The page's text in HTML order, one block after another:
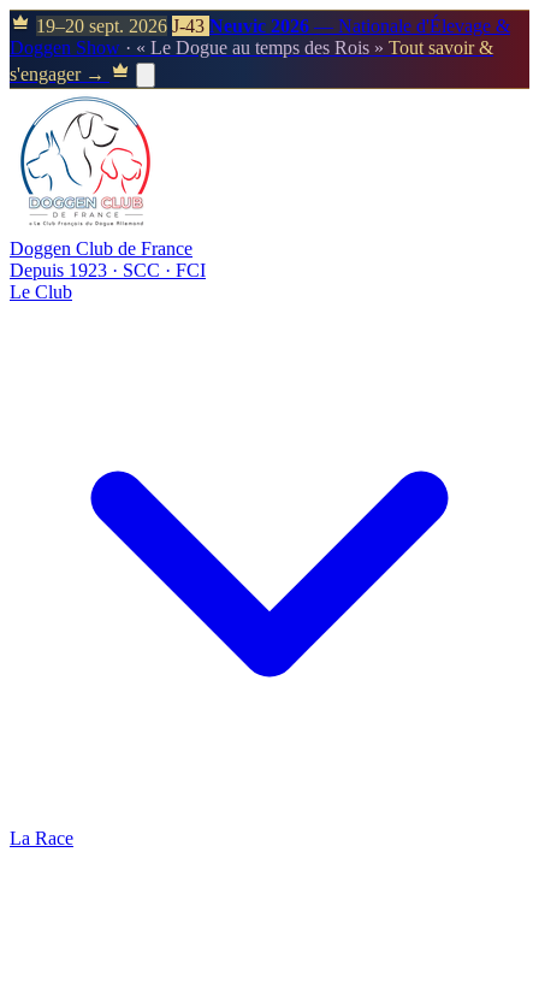
19–20 sept. 2026 J-43 Neuvic 2026 — Nationale d'Élevage &
Doggen Show · « Le Dogue au temps des Rois » Tout savoir &
s'engager →
Doggen Club de France
Depuis 1923 · SCC · FCI
Le Club
La Race